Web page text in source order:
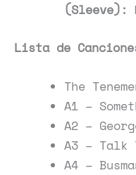
(Sleeve):
Lista de
The
A1 –
A2 –
A3 – Talk
A4 –